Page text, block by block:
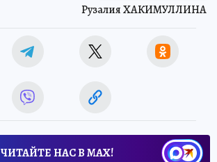
Рузалия ХАКИМУЛЛИНА
ЧИТАЙТЕ НАС В МАХ!